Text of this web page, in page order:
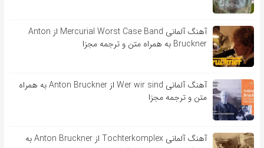
آهنگ آلمانی Mercurial Worst Case Band از Anton
Bruckner به همراه متن و ترجمه مجزا
آهنگ آلمانی Wer wir sind از Anton Bruckner به همراه
متن و ترجمه مجزا
آهنگ آلمانی Tochterkomplex از Anton Bruckner به